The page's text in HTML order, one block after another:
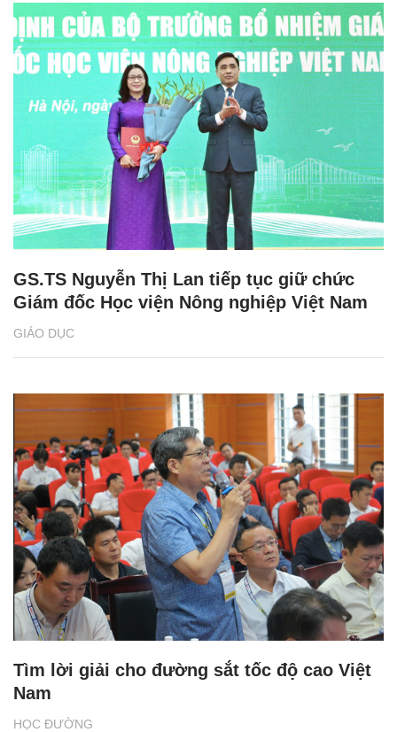
GIÁO DỤC
GS.TS Nguyễn Thị Lan tiếp tục giữ chức
Giám đốc Học viện Nông nghiệp Việt Nam
HỌC ĐƯỜNG
Tìm lời giải cho đường sắt tốc độ cao Việt
Nam